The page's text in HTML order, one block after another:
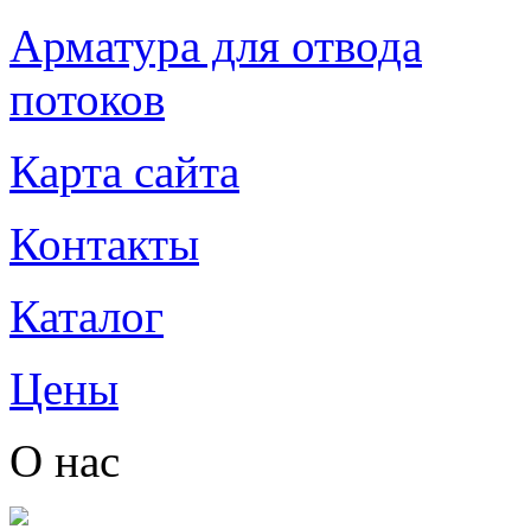
Арматура для отвода
потоков
Карта сайта
Контакты
Каталог
Цены
О нас